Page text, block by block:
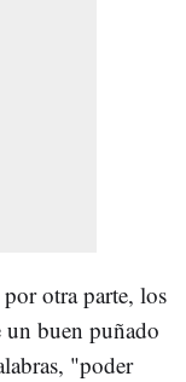
otra parte, los
un buen puñado
"poder